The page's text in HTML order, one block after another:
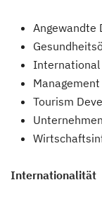
Angewandte
International
Management
Tourism
Internationalität